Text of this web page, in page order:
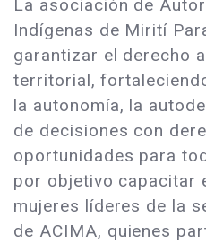
La asociación de
Indígenas de Mirití
garantizar el derecho
territorial,
la autonomía, la
de decisiones con
oportunidades para
por objetivo capacitar
mujeres líderes de la
de ACIMA, quienes